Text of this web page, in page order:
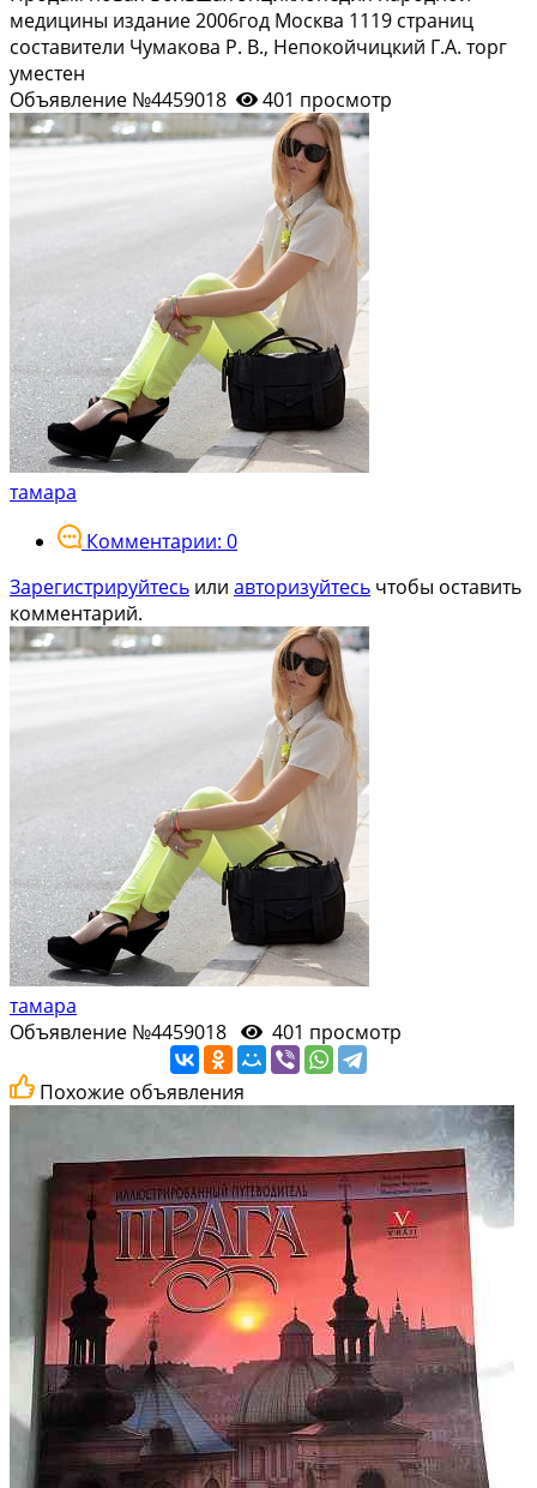
медицины издание 2006год Москва 1119 страниц
составители Чумакова Р. В., Непокойчицкий Г.А. торг
уместен
Объявление №4459018
401 просмотр
тамара
Комментарии: 0
Зарегистрируйтесь или авторизуйтесь чтобы оставить
комментарий.
тамара
Объявление №4459018
401 просмотр
Похожие объявления